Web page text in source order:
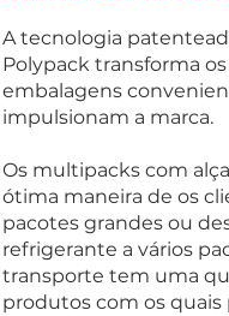
A tecnologia
Polypack transforma
embalagens
impulsionam a marca.
Os multipacks com
ótima maneira de os
pacotes grandes ou
refrigerante a vários
transporte tem uma
produtos com os quais